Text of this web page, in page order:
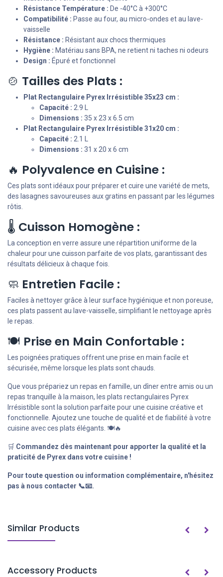
Résistance Température : De -40°C à +300°C
Compatibilité : Passe au four, au micro-ondes et au lave-
vaisselle
Résistance : Résistant aux chocs thermiques
Hygiène : Matériau sans BPA, ne retient ni taches ni odeurs
Design : Épuré et fonctionnel
🍲 Tailles des Plats :
Plat Rectangulaire Pyrex Irrésistible 35x23 cm :
Capacité : 2.9 L
Dimensions : 35 x 23 x 6.5 cm
Plat Rectangulaire Pyrex Irrésistible 31x20 cm :
Capacité : 2.1 L
Dimensions : 31 x 20 x 6 cm
🔥 Polyvalence en Cuisine :
Ces plats sont idéaux pour préparer et cuire une variété de mets,
des lasagnes savoureuses aux gratins en passant par les légumes
rôtis.
🌡️ Cuisson Homogène :
La conception en verre assure une répartition uniforme de la
chaleur pour une cuisson parfaite de vos plats, garantissant des
résultats délicieux à chaque fois.
🧼 Entretien Facile :
Faciles à nettoyer grâce à leur surface hygiénique et non poreuse,
ces plats passent au lave-vaisselle, simplifiant le nettoyage après
le repas.
🍽️ Prise en Main Confortable :
Les poignées pratiques offrent une prise en main facile et
sécurisée, même lorsque les plats sont chauds.
Que vous prépariez un repas en famille, un dîner entre amis ou un
repas tranquille à la maison, les plats rectangulaires Pyrex
Irrésistible sont la solution parfaite pour une cuisine créative et
fonctionnelle. Ajoutez une touche de qualité et de fiabilité à votre
cuisine avec ces plats élégants. 🍽️🔥
🛒 Commandez dès maintenant pour apporter la qualité et la
praticité de Pyrex dans votre cuisine !
Pour toute question ou information complémentaire, n'hésitez
pas à nous contacter 📞📧.
Similar Products
Accessory Products